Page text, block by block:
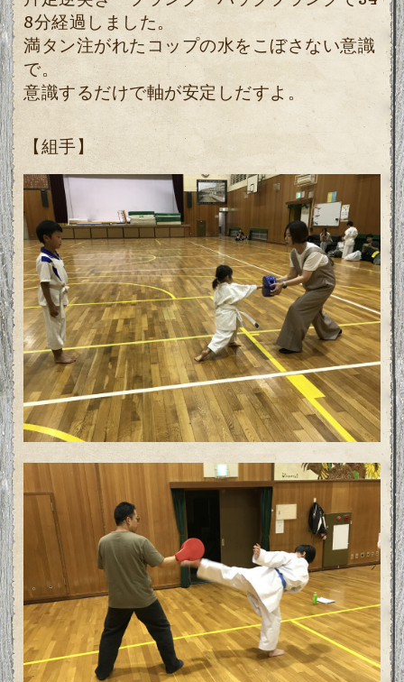
8分経過しました。
満タン注がれたコップの水をこぼさない意識
で。
意識するだけで軸が安定しだすよ。
【組手】